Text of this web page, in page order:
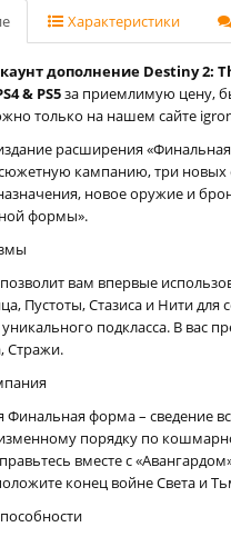
Характеристики
дополнение Destiny 2:
& PS5за приемлимую цену,
только на нашем сайте
расширения
кампанию, три новых
новое оружие и
формы».
вам впервые
Пустоты, Стазиса и Нити для
подкласса. В вас
Стражи.
Финальная форма – сведение
порядку по
вместе с
конец войне Света и